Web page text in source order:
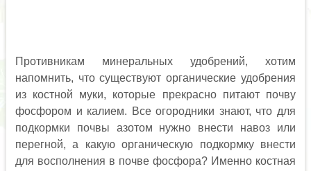
Противникам минеральных удобрений, хотим
напомнить, что существуют органические удобрения
из костной муки, которые прекрасно питают почву
фосфором и калием. Все огородники знают, что для
подкормки почвы азотом нужно внести навоз или
перегной, а какую органическую подкормку внести
для восполнения в почве фосфора? Именно костная